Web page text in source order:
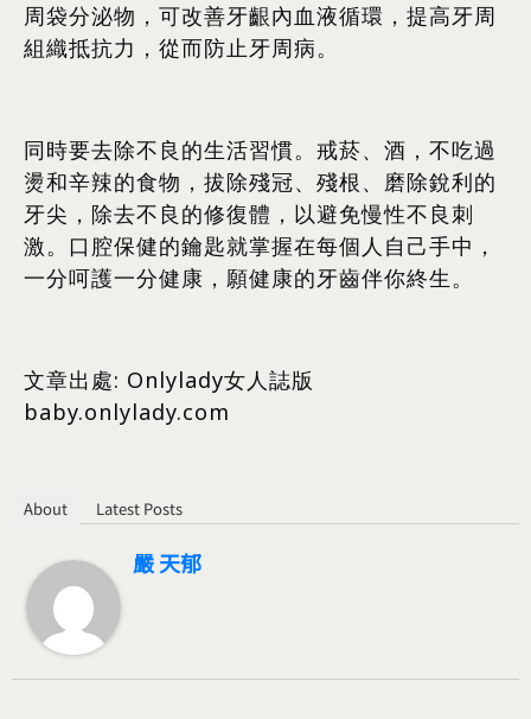
周袋分泌物，可改善牙齦內血液循環，提高牙周
組織抵抗力，從而防止牙周病。
同時要去除不良的生活習慣。戒菸、酒，不吃過
燙和辛辣的食物，拔除殘冠、殘根、磨除銳利的
牙尖，除去不良的修復體，以避免慢性不良刺
激。口腔保健的鑰匙就掌握在每個人自己手中，
一分呵護一分健康，願健康的牙齒伴你終生。
文章出處: Onlylady女人誌版
baby.onlylady.com
About Latest Posts
嚴 天郁